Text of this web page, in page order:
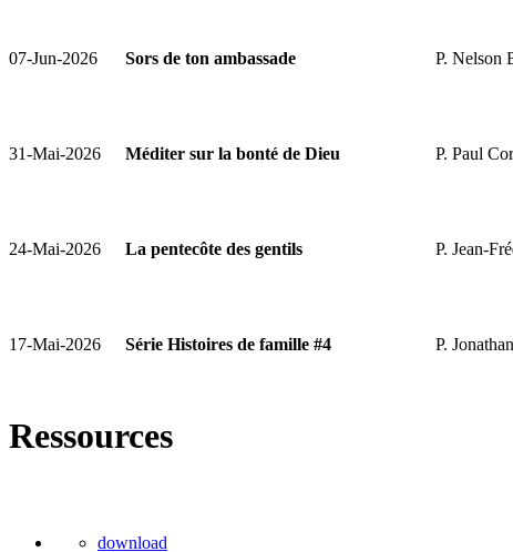
07-Jun-2026 Sors de ton ambassade P. Nelson
31-Mai-2026 Méditer sur la bonté de Dieu P. Paul
24-Mai-2026 La pentecôte des gentils P. Jean-
17-Mai-2026 Série Histoires de famille #4 P.
Ressources
download